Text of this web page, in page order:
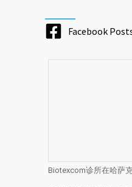
Facebook
Biotexcom诊所在哈萨克